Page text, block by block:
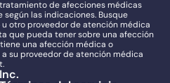
de afecciones médicas
las indicaciones. Busque
otro proveedor de atención médica
que pueda tener sobre una afección
una afección médica o
su proveedor de atención médica